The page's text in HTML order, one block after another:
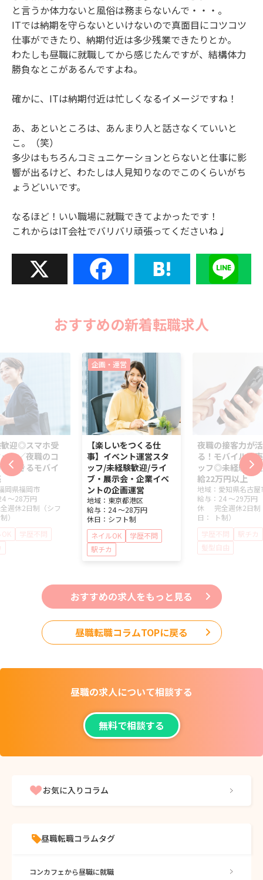
と言うか体力ないと風俗は務まらないんで・・・。
ITでは納期を守らないといけないので真面目にコツコツ
仕事ができたり、納期付近は多少残業できたりとか。
わたしも昼職に就職してから感じたんですが、結構体力
勝負なとこがあるんですよね。
確かに、ITは納期付近は忙しくなるイメージですね！
あ、あといところは、あんまり人と話さなくていいと
こ。（笑）
多少はもちろんコミュニケーションとらないと仕事に影
響が出るけど、わたしは人見知りなのでこのくらいがち
ょうどいいです。
なるほど！いい職場に就職できてよかったです！
これからはIT会社でバリバリ頑張ってくださいね♩
Facebook Hatena Line
おすすめの新着転職求人
迎◎スマホ受
フ／夜職のコ
活きるモバイ
岡県福岡市
～28万円
週休2日制（シフ
）
学歴不問
企画・運営
【楽しいをつくる仕
事】イベント運営スタ
ッフ/未経験歓迎/ライ
ブ・展示会・企業イベ
ントの企画運営
地域： 東京都港区
給与： 24 ～28万円
休日： シフト制
ネイルOK
学歴不問
駅チカ
夜職の接客力が
る！モバイル販
ッフ◎未経験歓
給22万円以上
地域： 愛知県名古屋
給与： 24 ～29万円
休
日：
完全週休2日制
ト制）
学歴不問
駅チカ
髪型自由
おすすめの求人をもっと見る
昼職転職コラムTOPに戻る
昼職の求人について相談する
無料で相談する
お気に入りコラム
昼職転職コラムタグ
コンカフェから昼職に就職